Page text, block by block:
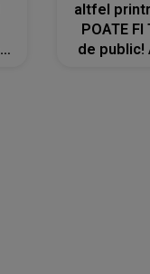
altfel
POATE FI
de public!